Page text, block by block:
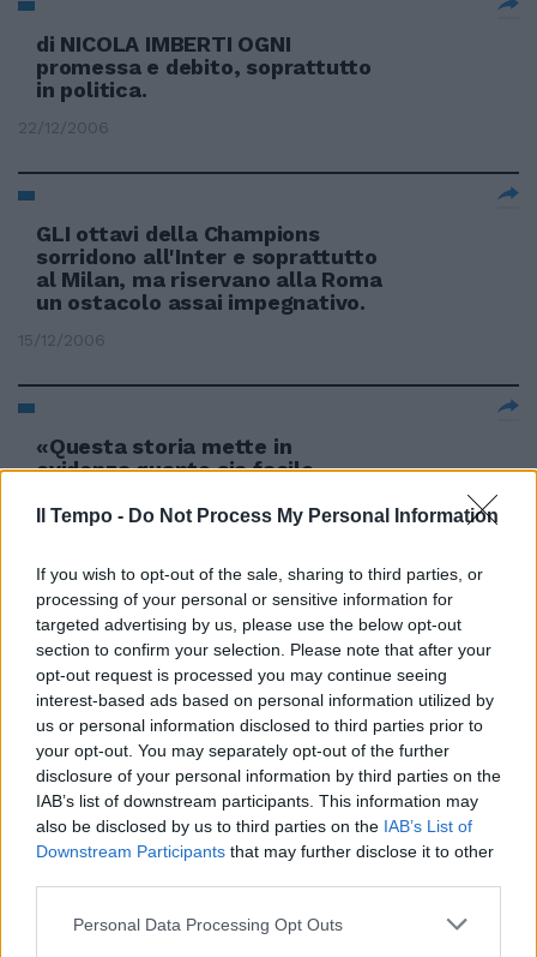
Il Tempo - Do Not Process My Personal Information
If you wish to opt-out of the sale, sharing to third parties, or
processing of your personal or sensitive information for
targeted advertising by us, please use the below opt-out
section to confirm your selection. Please note that after your
opt-out request is processed you may continue seeing
interest-based ads based on personal information utilized by
us or personal information disclosed to third parties prior to
your opt-out. You may separately opt-out of the further
disclosure of your personal information by third parties on the
IAB’s list of downstream participants. This information may
also be disclosed by us to third parties on the IAB’s List of
Downstream Participants that may further disclose it to other
Personal Data Processing Opt Outs
di NICOLA IMBERTI OGNI
promessa e debito, soprattutto
in politica.
22/12/2006
GLI ottavi della Champions
sorridono all'Inter e soprattutto
al Milan, ma riservano alla Roma
un ostacolo assai impegnativo.
15/12/2006
«Questa storia mette in
evidenza quanto sia facile
Soprattutto di quello ...
È MORTO a Roma Riccardo
Pazzaglia, scrittore, regista,
attore, e conduttore radiofonico
noto soprattutto ...
04/10/2006
da Francesco, corretto e
soprattutto non presuntuoso.